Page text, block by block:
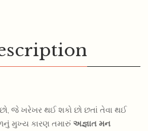
જે ખરેખર થઈ શકો છો છતાં તેવા થઈ
મુખ્ય કારણ તમારું અજ્ઞાત મન